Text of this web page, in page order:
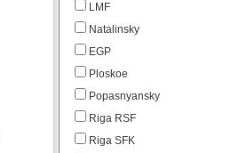
LMF
Natalinsky
EGP
Ploskoe
Popasnyansky
Riga RSF
Riga SFK